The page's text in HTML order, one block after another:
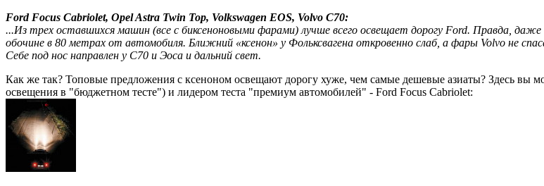
Ford Focus Cabriolet, Opel Astra Twin Top, Volkswagen EOS, Volvo C70:
...Из трех оставшихся машин (все с биксеноновыми фарами) лучше всего освещает дорогу Ford. Правда,
обочине в 80 метрах от автомобиля. Ближний «ксенон» у Фольксвагена откровенно слаб, а фары Volvo не
Себе под нос направлен у C70 и Эоса и дальний свет.
Как же так? Топовые предложения с ксеноном освещают дорогу хуже, чем самые дешевые азиаты? Здесь вы
освещения в "бюджетном тесте") и лидером теста "премиум автомобилей" - Ford Focus Cabriolet: